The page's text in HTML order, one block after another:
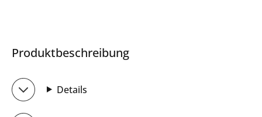
Produktbeschreibung
Details